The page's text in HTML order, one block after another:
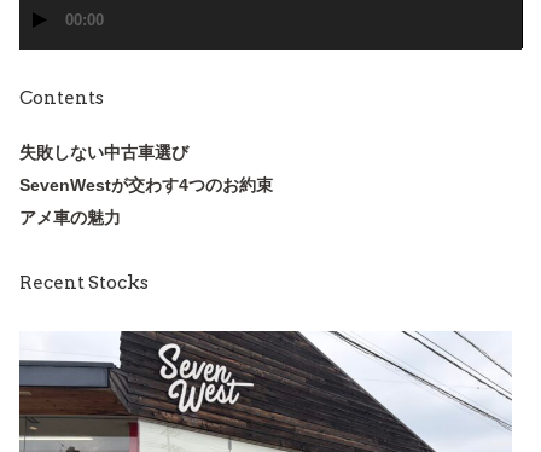
00:00
Contents
失敗しない中古車選び
SevenWestが交わす4つのお約束
アメ車の魅力
Recent Stocks